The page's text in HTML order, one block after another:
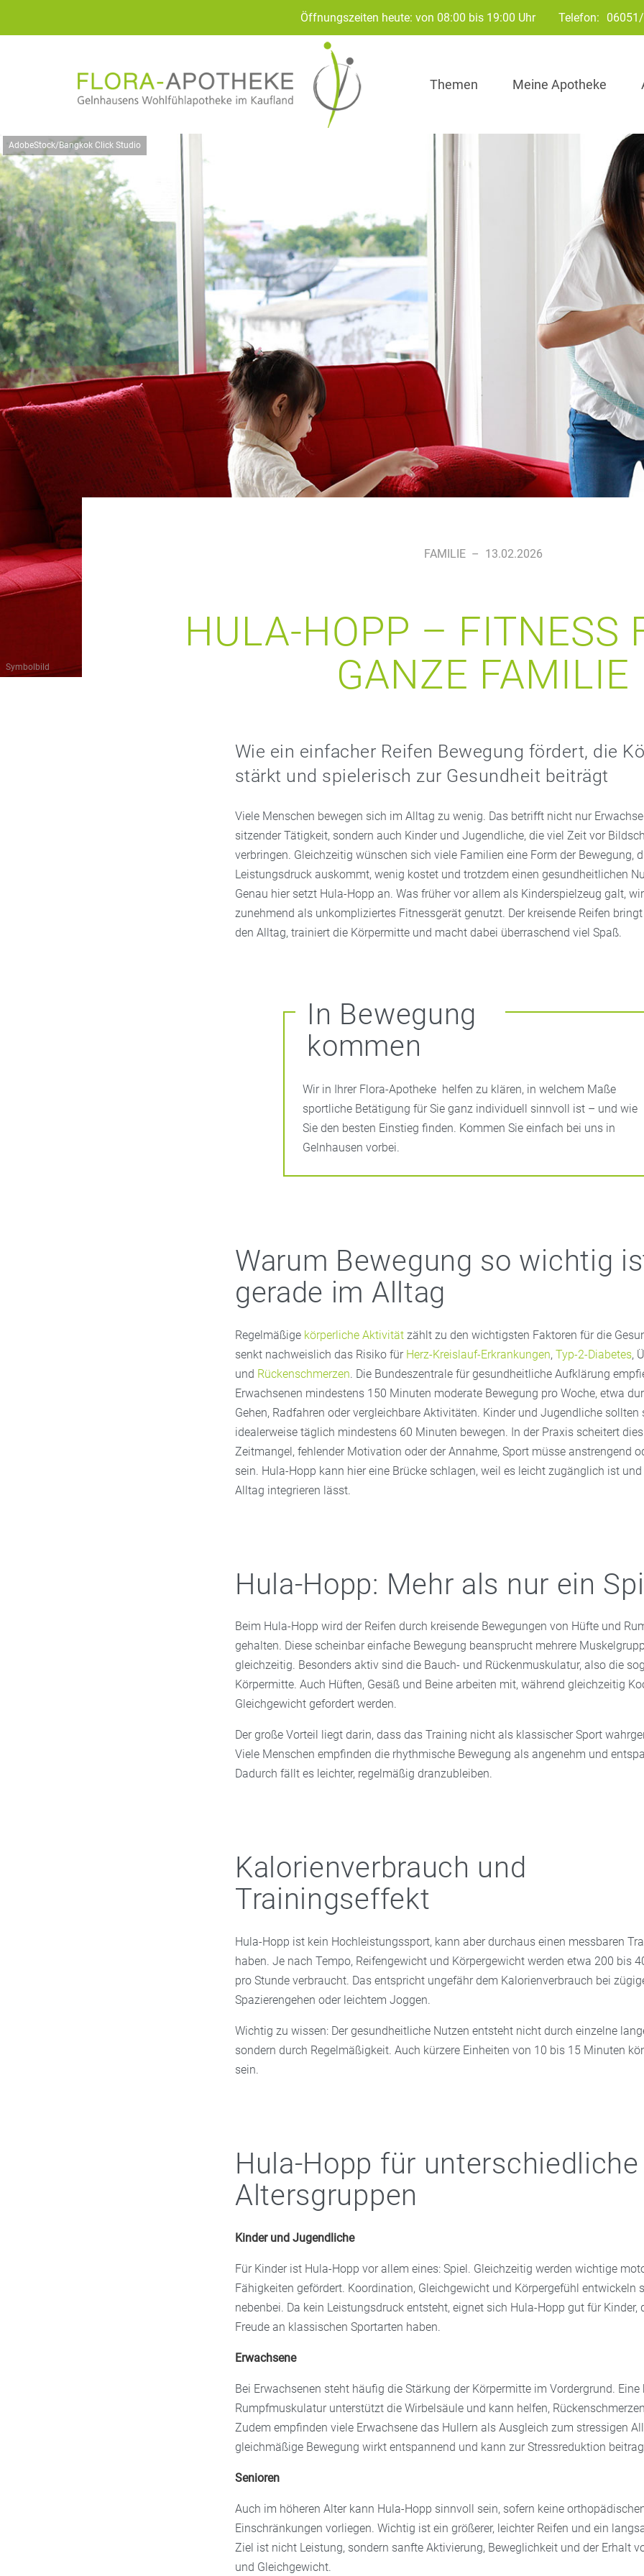
Öffnungszeiten heute: von 08:00 bis 19:00 Uhr Telefon:
Themen Meine Apotheke
AdobeStock/Bangkok Click Studio
Symbolbild
FAMILIE – 13.02.2026
HULA-HOPP – FITNESS
GANZE FAMILIE
Wie ein einfacher Reifen Bewegung fördert, die
stärkt und spielerisch zur Gesundheit beiträgt
Viele Menschen bewegen sich im Alltag zu wenig. Das betrifft nicht nur
sitzender Tätigkeit, sondern auch Kinder und Jugendliche, die viel Zeit vor
verbringen. Gleichzeitig wünschen sich viele Familien eine Form der Bewegung,
Leistungsdruck auskommt, wenig kostet und trotzdem einen gesundheitlichen
Genau hier setzt Hula-Hopp an. Was früher vor allem als Kinderspielzeug galt,
zunehmend als unkompliziertes Fitnessgerät genutzt. Der kreisende Reifen
den Alltag, trainiert die Körpermitte und macht dabei überraschend viel Spaß.
In Bewegung
kommen
Wir in Ihrer Flora-Apotheke helfen zu klären, in welchem Maße
sportliche Betätigung für Sie ganz individuell sinnvoll ist – und wie
Sie den besten Einstieg finden. Kommen Sie einfach bei uns in
Gelnhausen vorbei.
Warum Bewegung so wichtig
gerade im Alltag
Regelmäßige körperliche Aktivitätzählt zu den wichtigsten Faktoren für die
senkt nachweislich das Risiko für Herz-Kreislauf-Erkrankungen, Typ-2-Diabetes,
und Rückenschmerzen. Die Bundeszentrale für gesundheitliche Aufklärung
Erwachsenen mindestens 150 Minuten moderate Bewegung pro Woche, etwa
Gehen, Radfahren oder vergleichbare Aktivitäten. Kinder und Jugendliche sollten
idealerweise täglich mindestens 60 Minuten bewegen. In der Praxis scheitert
Zeitmangel, fehlender Motivation oder der Annahme, Sport müsse anstrengend
sein. Hula-Hopp kann hier eine Brücke schlagen, weil es leicht zugänglich ist
Alltag integrieren lässt.
Hula-Hopp: Mehr als nur ein
Beim Hula-Hopp wird der Reifen durch kreisende Bewegungen von Hüfte und
gehalten. Diese scheinbar einfache Bewegung beansprucht mehrere
gleichzeitig. Besonders aktiv sind die Bauch- und Rückenmuskulatur, also die
Körpermitte. Auch Hüften, Gesäß und Beine arbeiten mit, während gleichzeitig
Gleichgewicht gefordert werden.
Der große Vorteil liegt darin, dass das Training nicht als klassischer Sport
Viele Menschen empfinden die rhythmische Bewegung als angenehm und
Dadurch fällt es leichter, regelmäßig dranzubleiben.
Kalorienverbrauch und
Trainingseffekt
Hula-Hopp ist kein Hochleistungssport, kann aber durchaus einen messbaren
haben. Je nach Tempo, Reifengewicht und Körpergewicht werden etwa 200 bis
pro Stunde verbraucht. Das entspricht ungefähr dem Kalorienverbrauch bei
Spazierengehen oder leichtem Joggen.
Wichtig zu wissen: Der gesundheitliche Nutzen entsteht nicht durch einzelne
sondern durch Regelmäßigkeit. Auch kürzere Einheiten von 10 bis 15 Minuten
sein.
Hula-Hopp für unterschiedliche
Altersgruppen
Kinder und Jugendliche
Für Kinder ist Hula-Hopp vor allem eines: Spiel. Gleichzeitig werden wichtige
Fähigkeiten gefördert. Koordination, Gleichgewicht und Körpergefühl entwickeln
nebenbei. Da kein Leistungsdruck entsteht, eignet sich Hula-Hopp gut für Kinder,
Freude an klassischen Sportarten haben.
Erwachsene
Bei Erwachsenen steht häufig die Stärkung der Körpermitte im Vordergrund. Eine
Rumpfmuskulatur unterstützt die Wirbelsäule und kann helfen,
Zudem empfinden viele Erwachsene das Hullern als Ausgleich zum stressigen
gleichmäßige Bewegung wirkt entspannend und kann zur Stressreduktion
Senioren
Auch im höheren Alter kann Hula-Hopp sinnvoll sein, sofern keine
Einschränkungen vorliegen. Wichtig ist ein größerer, leichter Reifen und ein
Ziel ist nicht Leistung, sondern sanfte Aktivierung, Beweglichkeit und der Erhalt
und Gleichgewicht.